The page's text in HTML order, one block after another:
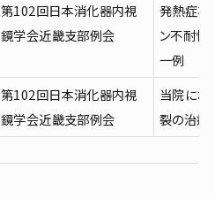
第102回日本消化器内視
鏡学会近畿支部例会
発熱症状
ン不耐性
一例
第102回日本消化器内視
鏡学会近畿支部例会
当院にお
裂の治療